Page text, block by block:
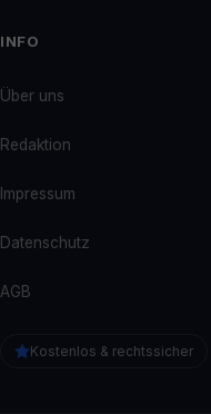
INFO
Über uns
Redaktion
Impressum
Datenschutz
AGB
Kostenlos & rechtssicher